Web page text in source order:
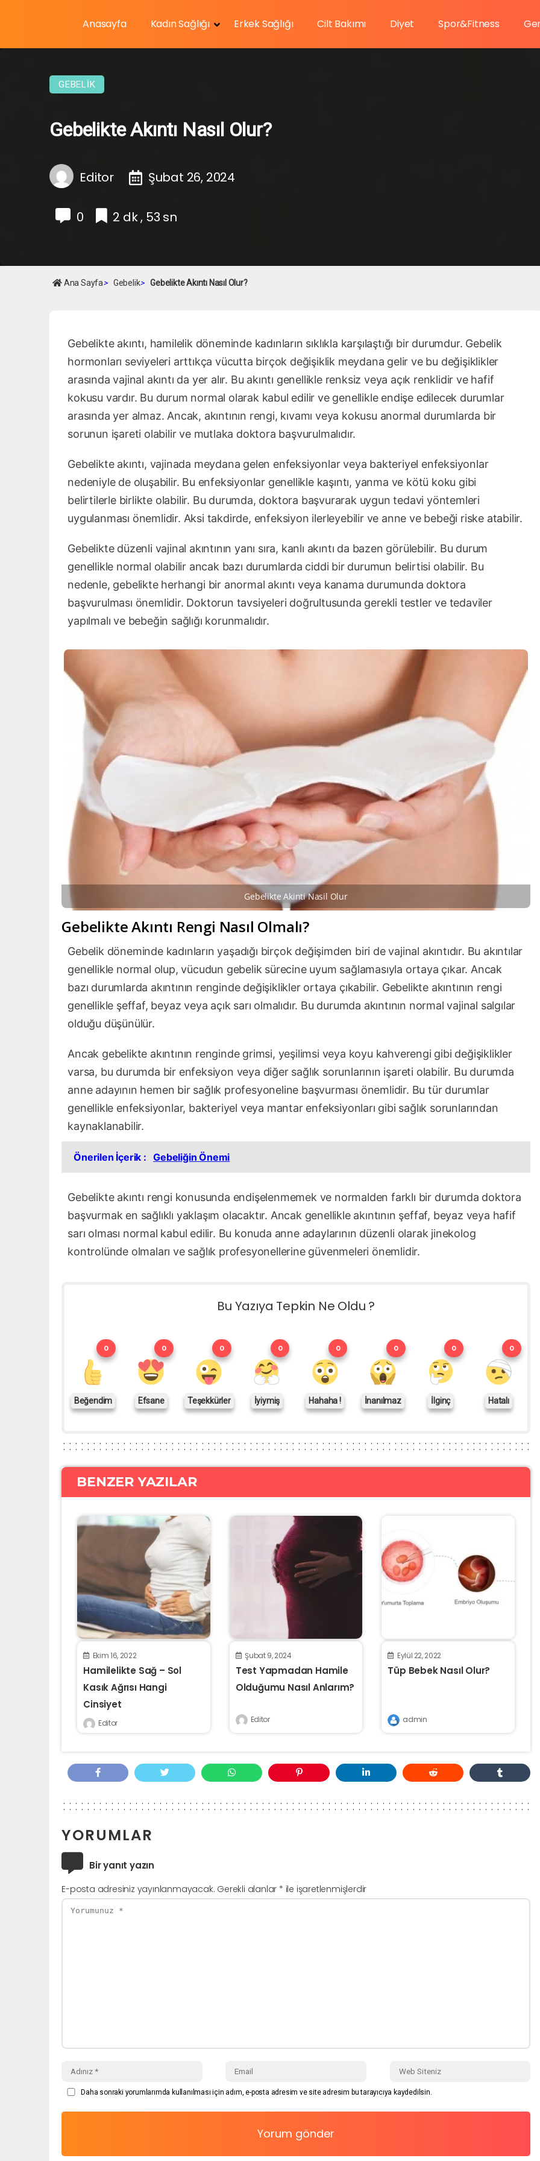
Anasayfa Kadın Sağlığı Erkek Sağlığı Cilt Bakımı Diyet Spor&Fitness
GEBELIK
Gebelikte Akıntı Nasıl Olur?
Editor Şubat 26, 2024
0 2 dk , 53 sn
Ana Sayfa> Gebelik> Gebelikte Akıntı Nasıl Olur?
Gebelikte akıntı, hamilelik döneminde kadınların sıklıkla karşılaştığı bir durumdur. Gebelik
hormonları seviyeleri arttıkça vücutta birçok değişiklik meydana gelir ve bu değişiklikler
arasında vajinal akıntı da yer alır. Bu akıntı genellikle renksiz veya açık renklidir ve hafif
kokusu vardır. Bu durum normal olarak kabul edilir ve genellikle endişe edilecek durumlar
arasında yer almaz. Ancak, akıntının rengi, kıvamı veya kokusu anormal durumlarda bir
sorunun işareti olabilir ve mutlaka doktora başvurulmalıdır.
Gebelikte akıntı, vajinada meydana gelen enfeksiyonlar veya bakteriyel enfeksiyonlar
nedeniyle de oluşabilir. Bu enfeksiyonlar genellikle kaşıntı, yanma ve kötü koku gibi
belirtilerle birlikte olabilir. Bu durumda, doktora başvurarak uygun tedavi yöntemleri
uygulanması önemlidir. Aksi takdirde, enfeksiyon ilerleyebilir ve anne ve bebeği riske atabilir.
Gebelikte düzenli vajinal akıntının yanı sıra, kanlı akıntı da bazen görülebilir. Bu durum
genellikle normal olabilir ancak bazı durumlarda ciddi bir durumun belirtisi olabilir. Bu
nedenle, gebelikte herhangi bir anormal akıntı veya kanama durumunda doktora
başvurulması önemlidir. Doktorun tavsiyeleri doğrultusunda gerekli testler ve tedaviler
yapılmalı ve bebeğin sağlığı korunmalıdır.
Gebelikte Akinti Nasil Olur
Gebelikte Akıntı Rengi Nasıl Olmalı?
Gebelik döneminde kadınların yaşadığı birçok değişimden biri de vajinal akıntıdır. Bu akıntılar
genellikle normal olup, vücudun gebelik sürecine uyum sağlamasıyla ortaya çıkar. Ancak
bazı durumlarda akıntının renginde değişiklikler ortaya çıkabilir. Gebelikte akıntının rengi
genellikle şeffaf, beyaz veya açık sarı olmalıdır. Bu durumda akıntının normal vajinal salgılar
olduğu düşünülür.
Ancak gebelikte akıntının renginde grimsi, yeşilimsi veya koyu kahverengi gibi değişiklikler
varsa, bu durumda bir enfeksiyon veya diğer sağlık sorunlarının işareti olabilir. Bu durumda
anne adayının hemen bir sağlık profesyoneline başvurması önemlidir. Bu tür durumlar
genellikle enfeksiyonlar, bakteriyel veya mantar enfeksiyonları gibi sağlık sorunlarından
kaynaklanabilir.
Önerilen İçerik : Gebeliğin Önemi
Gebelikte akıntı rengi konusunda endişelenmemek ve normalden farklı bir durumda doktora
başvurmak en sağlıklı yaklaşım olacaktır. Ancak genellikle akıntının şeffaf, beyaz veya hafif
sarı olması normal kabul edilir. Bu konuda anne adaylarının düzenli olarak jinekolog
kontrolünde olmaları ve sağlık profesyonellerine güvenmeleri önemlidir.
Bu Yazıya Tepkin Ne Oldu ?
Beğendim
0
Efsane
0
Teşekkürler
0
İyiymiş
0
Hahaha !
0
İnanılmaz
0
İlginç
0
Hatalı
0
BENZER YAZILAR
Ekim 16, 2022
Hamilelikte Sağ – Sol
Kasık Ağrısı Hangi
Cinsiyet
Editor
Şubat 9, 2024
Test Yapmadan Hamile
Olduğumu Nasıl Anlarım?
Editor
Eylül 22, 2022
Tüp Bebek Nasıl Olur?
admin
YORUMLAR
Bir yanıt yazın
E-posta adresiniz yayınlanmayacak. Gerekli alanlar * ile işaretlenmişlerdir
Daha sonraki yorumlarımda kullanılması için adım, e-posta adresim ve site adresim bu tarayıcıya kaydedilsin.